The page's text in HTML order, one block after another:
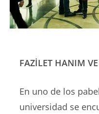
FAZİLET HANIM
En uno de los
universidad se